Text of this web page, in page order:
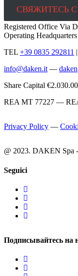
СВЯЖИТЕСЬ
Registered Office Via
Operating
TEL +39 0835 292811 |
info@daken.it —
Share Capital
REA MT 77227 —
Privacy Policy —
@ 2023. DAKEN Spa
Seguici
Подписывайтесь на